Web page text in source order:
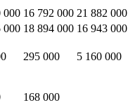
000 16 792 000 21 882 000
000 18 894 000 16 943 000
295 000 5 160 000
168 000